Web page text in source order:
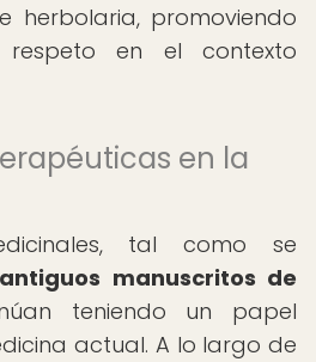
herbolaria, promoviendo
en el contexto
en la
tal como se
antiguos manuscritos de
teniendo un papel
actual. A lo largo de